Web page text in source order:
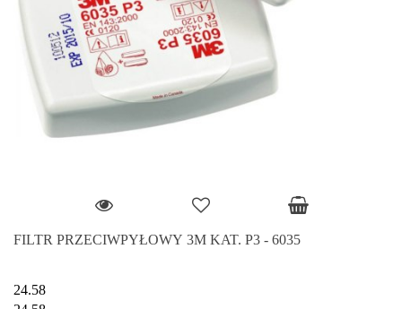
FILTR PRZECIWPYŁOWY 3M KAT. P3 - 6035
24.58